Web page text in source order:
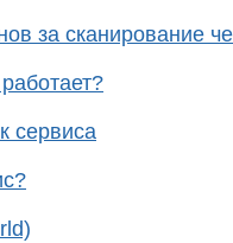
за сканирование
сервиса